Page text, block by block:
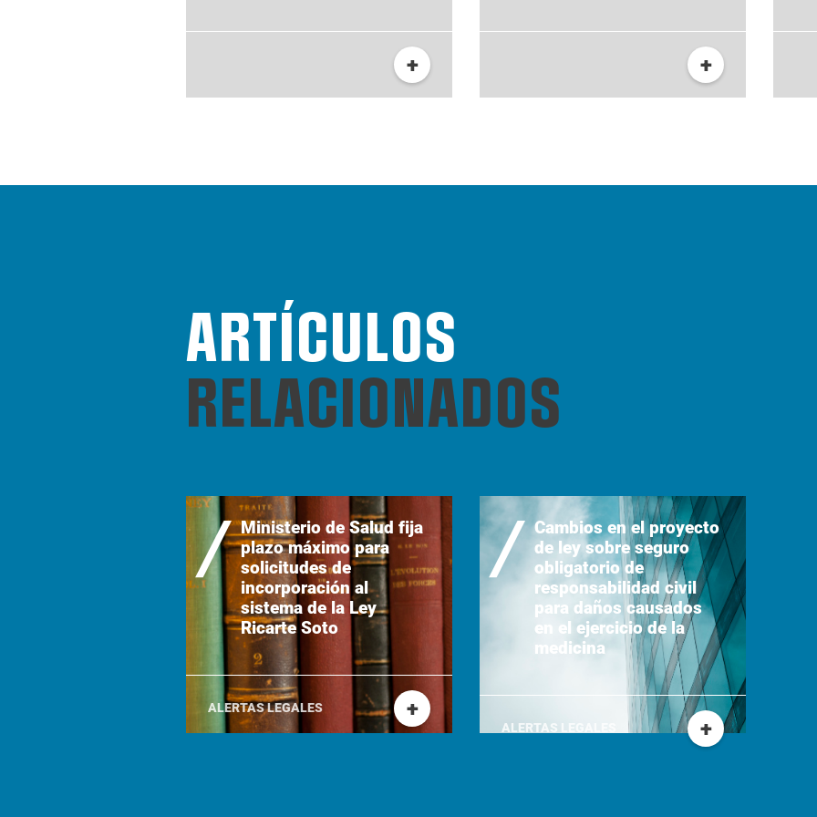
+ +
ARTÍCULOS
RELACIONADOS
Ministerio de Salud fija
plazo máximo para
solicitudes de
incorporación al
sistema de la Ley
Ricarte Soto
ALERTAS LEGALES +
Cambios en el proyecto
de ley sobre seguro
obligatorio de
responsabilidad civil
para daños causados
en el ejercicio de la
medicina
ALERTAS LEGALES +